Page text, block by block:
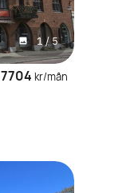
1/5
7704 kr/mån